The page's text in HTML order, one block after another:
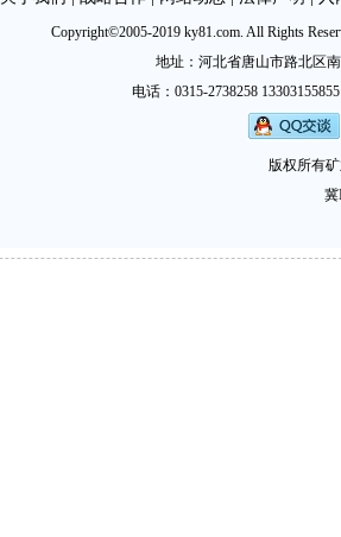
Copyright©2005-2019 ky81.com. All Rights
地址：河北省唐山市路北区
电话：0315-2738258
版权所有
冀